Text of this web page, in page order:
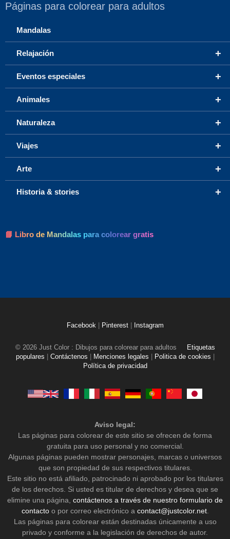
Páginas para colorear para adultos
Mandalas
+
Relajación
+
Eventos especiales
+
Animales
+
Naturaleza
+
Viajes
+
Arte
+
Historia & stories
📘 Libro de Mandalas para colorear gratis
Facebook Pinterest Instagram
© 2026 Just Color : Dibujos para colorear para adultos
Etiquetas
populares
Contáctenos Menciones legales Politica de cookies
Política de privacidad
Aviso legal:
Las páginas para colorear de este sitio se ofrecen de forma
gratuita para uso personal y no comercial.
Algunas páginas pueden mostrar personajes, marcas o universos
que son propiedad de sus respectivos titulares.
Este sitio no está afiliado, patrocinado ni aprobado por los titulares
de los derechos. Si usted es titular de derechos y desea que se
elimine una página, contáctenos a través de nuestro formulario de
contactoo por correo electrónico a contact@justcolor.net.
Las páginas para colorear están destinadas únicamente a uso
privado y conforme a la legislación de derechos de autor.